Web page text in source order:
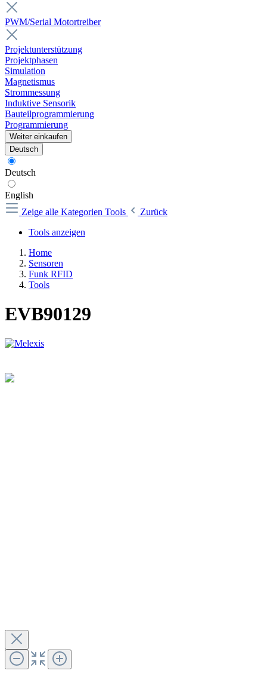
PWM/Serial Motortreiber
Projektunterstützung
Projektphasen
Simulation
Magnetismus
Strommessung
Induktive Sensorik
Bauteilprogrammierung
Programmierung
Weiter einkaufen
Deutsch
Deutsch
English
Zeige alle Kategorien Tools
Zurück
Tools anzeigen
Home
Sensoren
Funk RFID
Tools
EVB90129